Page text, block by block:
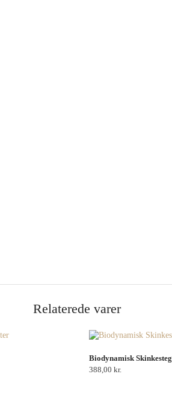
Relaterede varer
Biodynamisk Skinkesteg
388,00 kr.